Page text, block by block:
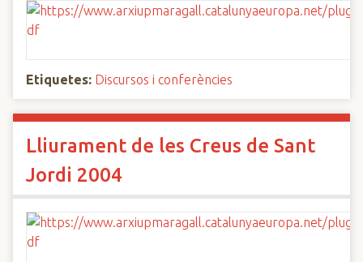
Etiquetes: Discursos i conferències
Lliurament de les Creus de Sant
Jordi 2004